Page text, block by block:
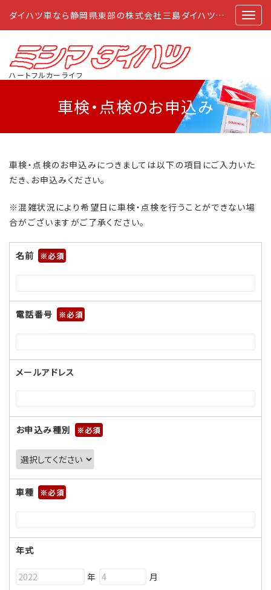
ダイハツ車なら静岡県東部の株式会社三島ダイハツにおまかせ
ハートフルカーライフ
車検・点検のお申込み
車検・点検のお申込みにつきましては以下の項目にご入力いた
だき、お申込みください。
※混雑状況により希望日に車検・点検を行うことができない場
合がございますがご了承ください。
名前 ※
電話番号 ※
メールアドレス
お申込み種別 ※
車種 ※
年式
年 月